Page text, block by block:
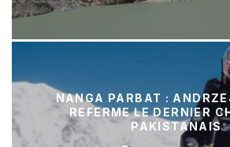
NANGA PARBAT :
REFERME LE DERNIER
PAKISTANAIS